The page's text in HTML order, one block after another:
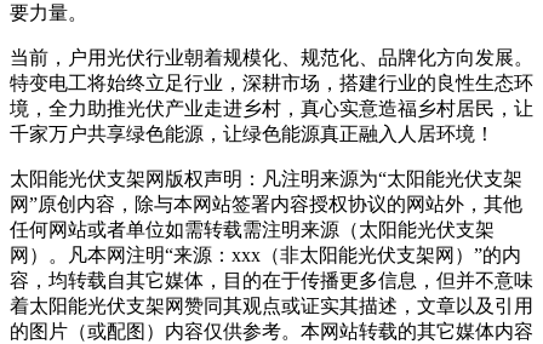
要力量。
当前，户用光伏行业朝着规模化、规范化、品牌化方向发展。
特变电工将始终立足行业，深耕市场，搭建行业的良性生态环
境，全力助推光伏产业走进乡村，真心实意造福乡村居民，让
千家万户共享绿色能源，让绿色能源真正融入人居环境！
太阳能光伏支架网版权声明：凡注明来源为“太阳能光伏支架
网”原创内容，除与本网站签署内容授权协议的网站外，其他
任何网站或者单位如需转载需注明来源（太阳能光伏支架
网）。凡本网注明“来源：xxx（非太阳能光伏支架网）”的内
容，均转载自其它媒体，目的在于传播更多信息，但并不意味
着太阳能光伏支架网赞同其观点或证实其描述，文章以及引用
的图片（或配图）内容仅供参考。本网站转载的其它媒体内容